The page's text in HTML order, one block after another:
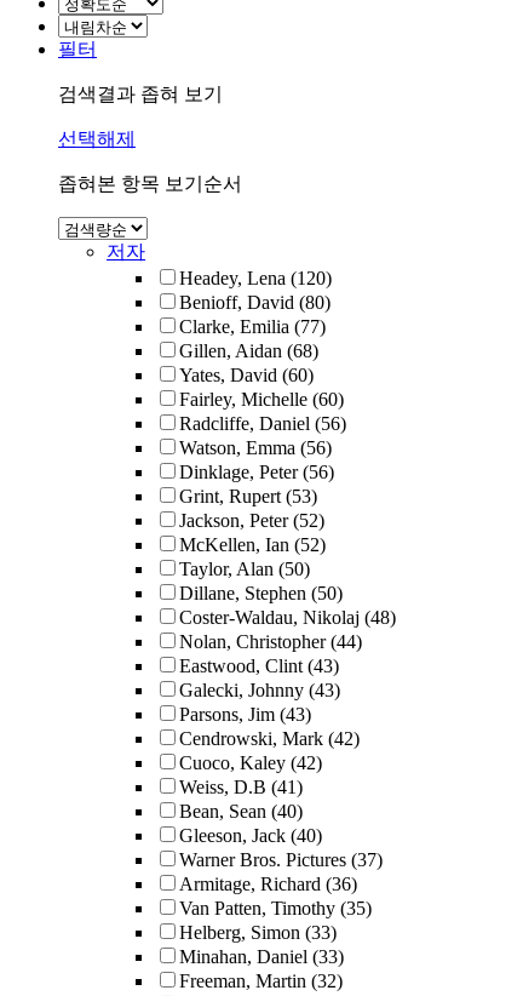
필터
검색결과 좁혀 보기
선택해제
좁혀본 항목 보기순서
저자
Headey, Lena (120)
Benioff, David (80)
Clarke, Emilia (77)
Gillen, Aidan (68)
Yates, David (60)
Fairley, Michelle (60)
Radcliffe, Daniel (56)
Watson, Emma (56)
Dinklage, Peter (56)
Grint, Rupert (53)
Jackson, Peter (52)
McKellen, Ian (52)
Taylor, Alan (50)
Dillane, Stephen (50)
Coster-Waldau, Nikolaj (48)
Nolan, Christopher (44)
Eastwood, Clint (43)
Galecki, Johnny (43)
Parsons, Jim (43)
Cendrowski, Mark (42)
Cuoco, Kaley (42)
Weiss, D.B (41)
Bean, Sean (40)
Gleeson, Jack (40)
Warner Bros. Pictures (37)
Armitage, Richard (36)
Van Patten, Timothy (35)
Helberg, Simon (33)
Minahan, Daniel (33)
Freeman, Martin (32)